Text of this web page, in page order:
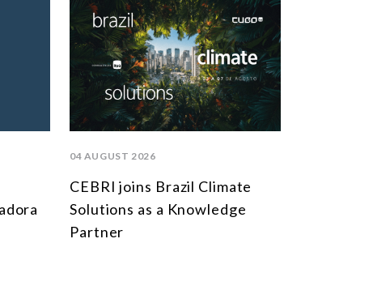
04 AUGUST 2026
CEBRI joins Brazil Climate
Solutions as a Knowledge
Partner